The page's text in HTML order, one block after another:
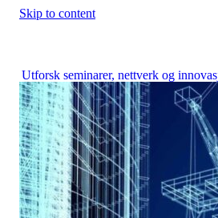
Skip to content
Utforsk seminarer, nettverk og
fremste